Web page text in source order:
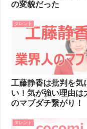
の変貌だった
タレント
工藤静香は批判を気
い！気が強い理由は
のマブダチ繋がり！
タレント